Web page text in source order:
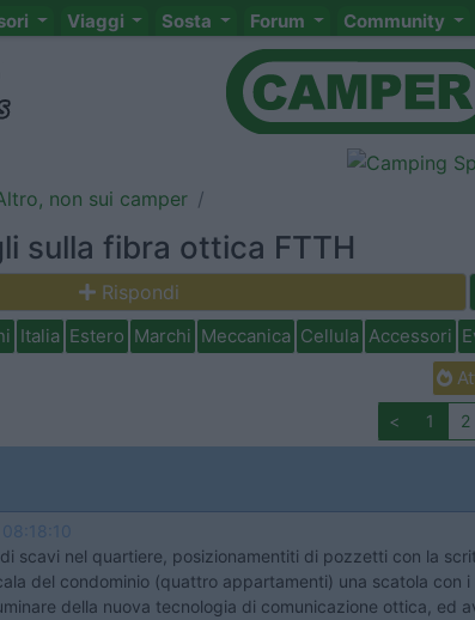
Viaggi Sosta Forum Community
non sui camper
sulla fibra ottica FTTH
Rispondi
Italia Estero Marchi Meccanica Cellula Accessori
< 1 2
08:18:10
scavi nel quartiere, posizionamentiti di pozzetti con la
del condominio (quattro appartamenti) una scatola con i
della nuova tecnologia di comunicazione ottica,